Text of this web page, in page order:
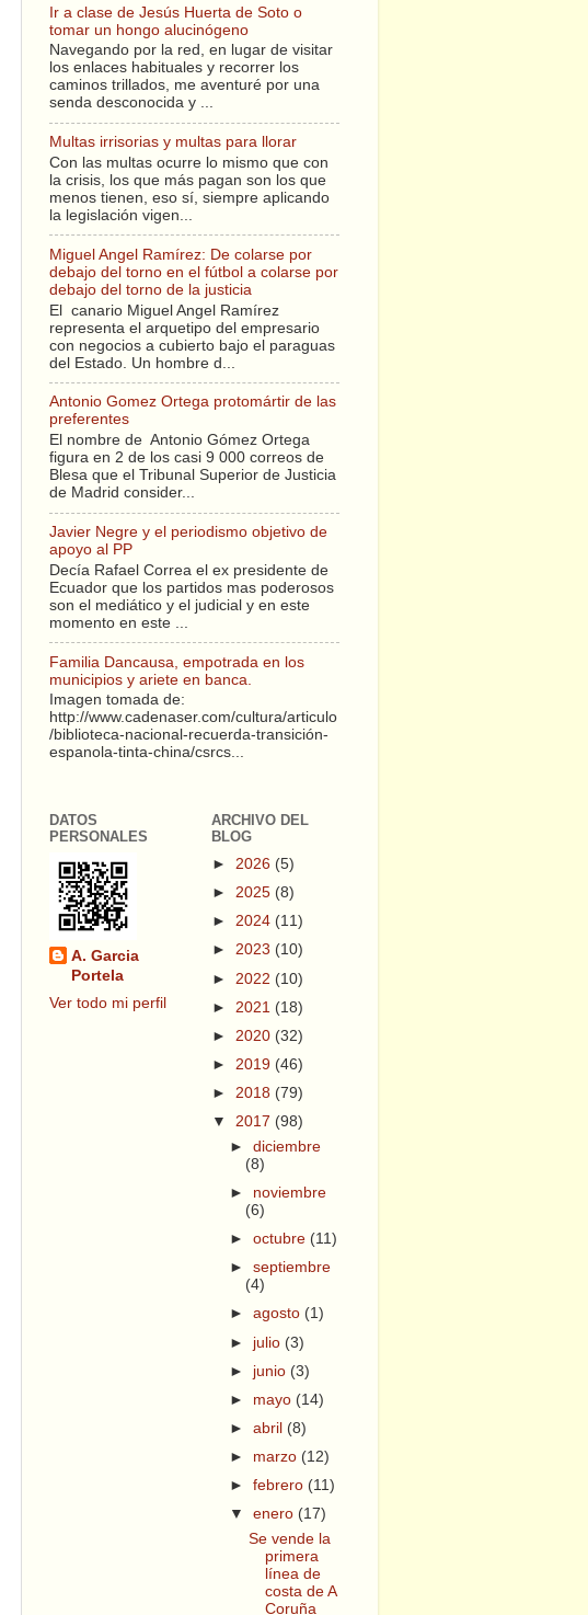
Ir a clase de Jesús Huerta de Soto o
tomar un hongo alucinógeno
Navegando por la red, en lugar de visitar
los enlaces habituales y recorrer los
caminos trillados, me aventuré por una
senda desconocida y ...
Multas irrisorias y multas para llorar
Con las multas ocurre lo mismo que con
la crisis, los que más pagan son los que
menos tienen, eso sí, siempre aplicando
la legislación vigen...
Miguel Angel Ramírez: De colarse por
debajo del torno en el fútbol a colarse por
debajo del torno de la justicia
El canario Miguel Angel Ramírez
representa el arquetipo del empresario
con negocios a cubierto bajo el paraguas
del Estado. Un hombre d...
Antonio Gomez Ortega protomártir de las
preferentes
El nombre de Antonio Gómez Ortega
figura en 2 de los casi 9 000 correos de
Blesa que el Tribunal Superior de Justicia
de Madrid consider...
Javier Negre y el periodismo objetivo de
apoyo al PP
Decía Rafael Correa el ex presidente de
Ecuador que los partidos mas poderosos
son el mediático y el judicial y en este
momento en este ...
Familia Dancausa, empotrada en los
municipios y ariete en banca.
Imagen tomada de:
http://www.cadenaser.com/cultura/articulo
/biblioteca-nacional-recuerda-transición-
espanola-tinta-china/csrcs...
DATOS
PERSONALES
A. Garcia
Portela
Ver todo mi perfil
ARCHIVO DEL
BLOG
► 2026 (5)
► 2025 (8)
► 2024 (11)
► 2023 (10)
► 2022 (10)
► 2021 (18)
► 2020 (32)
► 2019 (46)
► 2018 (79)
▼ 2017 (98)
►diciembre
(8)
► noviembre
(6)
►octubre (11)
►septiembre
(4)
►agosto (1)
► julio (3)
► junio (3)
► mayo (14)
►abril (8)
► marzo (12)
►febrero (11)
▼enero (17)
Se vende la
primera
línea de
costa de A
Coruña